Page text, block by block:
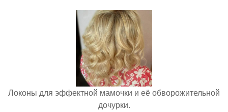
Локоны для эффектной мамочки и её обворожительной
дочурки.